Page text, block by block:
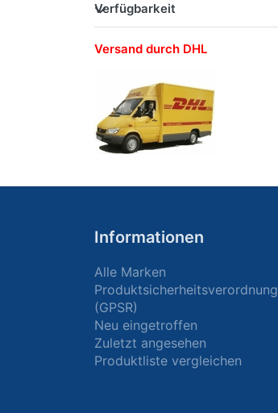
Verfügbarkeit
Versand durch DHL
Informationen
Alle Marken
Produktsicherheitsverordnung
(GPSR)
Neu eingetroffen
Zuletzt angesehen
Produktliste vergleichen